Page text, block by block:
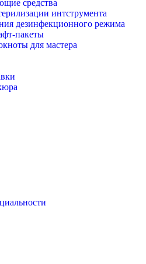
средства
интструмента
дезинфекционного режима
пакеты
для мастера